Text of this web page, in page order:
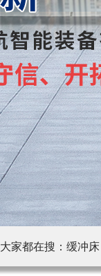
大家都在搜： 缓冲